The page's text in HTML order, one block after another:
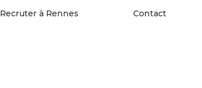
Recruter à Rennes
Contact